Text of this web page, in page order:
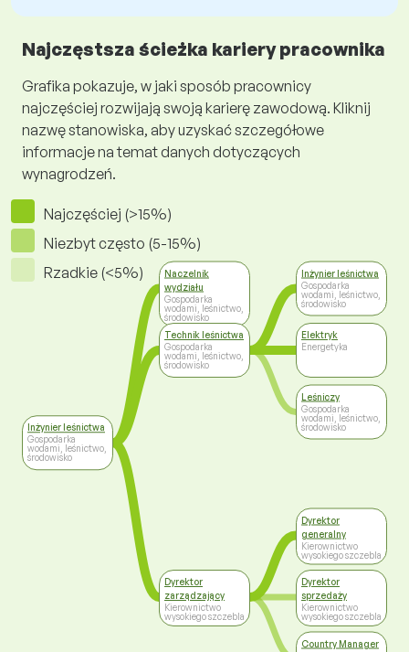
Najczęstsza ścieżka kariery pracownika
Grafika pokazuje, w jaki sposób pracownicy
najczęściej rozwijają swoją karierę zawodową. Kliknij
nazwę stanowiska, aby uzyskać szczegółowe
informacje na temat danych dotyczących
wynagrodzeń.
Najczęściej (>15%)
Niezbyt często (5-15%)
Rzadkie (<5%)
Inżynier leśnictwa
Gospodarka
wodami, leśnictwo,
środowisko
Naczelnik
wydziału
Gospodarka
wodami, leśnictwo,
środowisko
Technik leśnictwa
Gospodarka
wodami, leśnictwo,
środowisko
Dyrektor
zarządzający
Kierownictwo
wysokiego szczebla
Inżynier leśnictwa
Gospodarka
wodami, leśnictwo,
środowisko
Elektryk
Energetyka
Leśniczy
Gospodarka
wodami, leśnictwo,
środowisko
Dyrektor
generalny
Kierownictwo
wysokiego szczebla
Dyrektor
sprzedaży
Kierownictwo
wysokiego szczebla
Country Manager